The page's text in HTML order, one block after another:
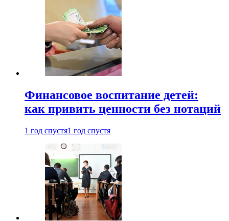
Финансовое воспитание детей:
как привить ценности без нотаций
1 год спустя1 год спустя